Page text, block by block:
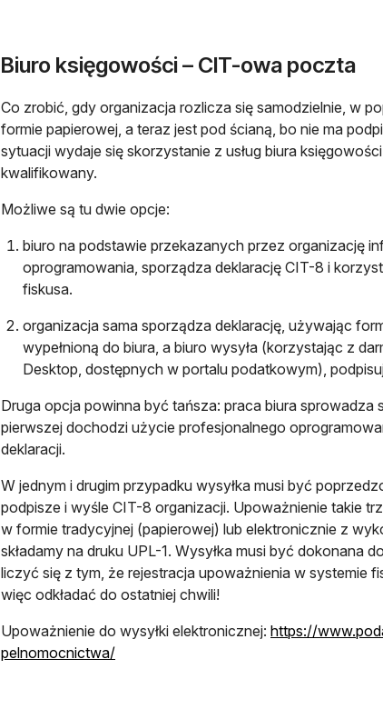
Biuro księgowości – CIT-owa poczta
Co zrobić, gdy organizacja rozlicza się samodzielnie, w
formie papierowej, a teraz jest pod ścianą, bo nie ma
sytuacji wydaje się skorzystanie z usług biura
kwalifikowany.
Możliwe są tu dwie opcje:
biuro na podstawie przekazanych przez organizację
oprogramowania, sporządza deklarację CIT-8 i
fiskusa.
organizacja sama sporządza deklarację, używając
wypełnioną do biura, a biuro wysyła (korzystając z
Desktop, dostępnych w portalu podatkowym),
Druga opcja powinna być tańsza: praca biura
pierwszej dochodzi użycie profesjonalnego
deklaracji.
W jednym i drugim przypadku wysyłka musi być
podpisze i wyśle CIT-8 organizacji. Upoważnienie takie
w formie tradycyjnej (papierowej) lub elektronicznie z
składamy na druku UPL-1. Wysyłka musi być dokonana
liczyć się z tym, że rejestracja upoważnienia w systemie
więc odkładać do ostatniej chwili!
Upoważnienie do wysyłki elektronicznej: https://
pelnomocnictwa/otwiera się w nowej karcie